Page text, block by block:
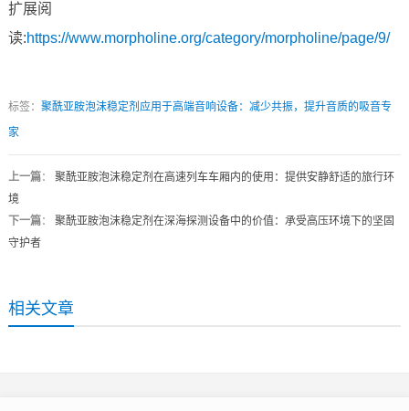
扩展阅
读:https://www.morpholine.org/category/morpholine/page/9/
标签： 聚酰亚胺泡沫稳定剂应用于高端音响设备：减少共振，提升音质的吸音专
家
上一篇： 聚酰亚胺泡沫稳定剂在高速列车车厢内的使用：提供安静舒适的旅行环
境
下一篇： 聚酰亚胺泡沫稳定剂在深海探测设备中的价值：承受高压环境下的坚固
守护者
相关文章